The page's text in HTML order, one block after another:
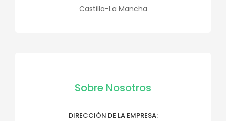
Castilla-La Mancha
Sobre Nosotros
DIRECCIÓN DE LA EMPRESA